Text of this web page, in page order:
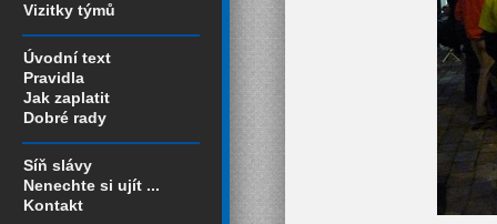
Vizitky týmů
Úvodní text
Pravidla
Jak zaplatit
Dobré rady
Síň slávy
Nenechte si ujít ...
Kontakt